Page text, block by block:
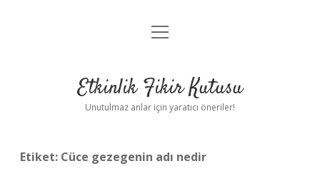
Anasayfa
Yasal Uyarı
menüyü
Etkinlik Fikir Kutusu
Unutulmaz anlar için yaratıcı öneriler!
Etiket: Cüce gezegenin adı nedir